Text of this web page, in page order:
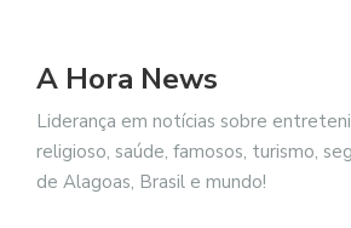
A Hora News
Liderança em notícias sobre
religioso, saúde, famosos, turismo,
de Alagoas, Brasil e mundo!